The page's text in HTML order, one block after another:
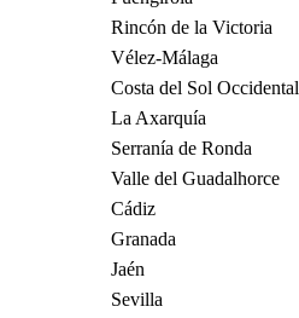
Rincón de la Victoria
Vélez-Málaga
Costa del Sol Occidental
La Axarquía
Serranía de Ronda
Valle del Guadalhorce
Cádiz
Granada
Jaén
Sevilla